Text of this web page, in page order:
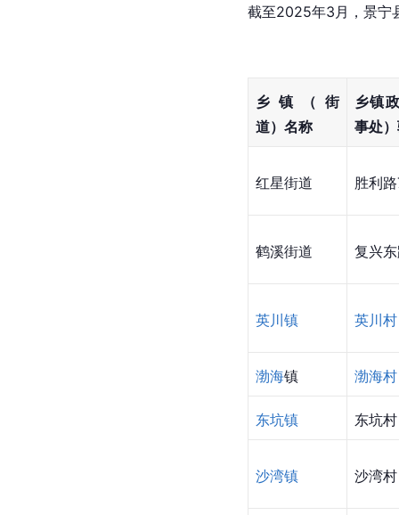
截至2025年3月，景宁
乡镇（街
道）名称
乡镇
事处
红星街道 胜利
鹤溪街道 复兴
英川镇 英川村
渤海镇 渤海村
东坑镇 东坑村
沙湾镇 沙湾村